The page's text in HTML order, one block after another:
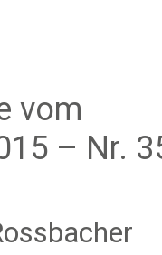
vom
– Nr.